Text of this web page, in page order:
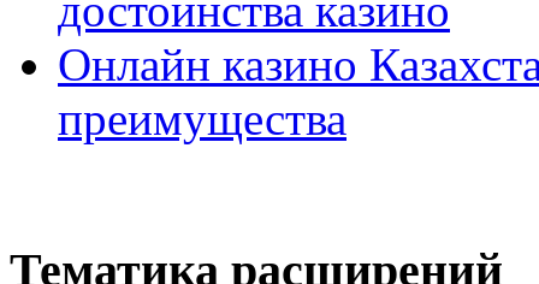
достоинства казино
Онлайн казино
преимущества
Тематика расширений